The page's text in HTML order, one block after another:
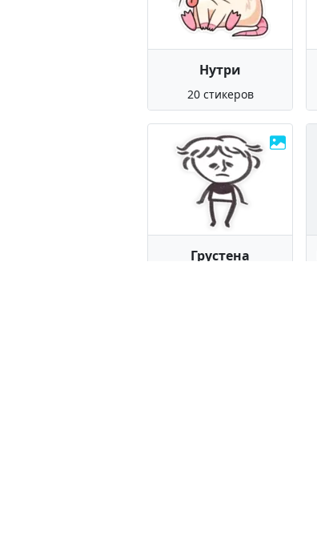
Нутри
20 стикеров
Грустена